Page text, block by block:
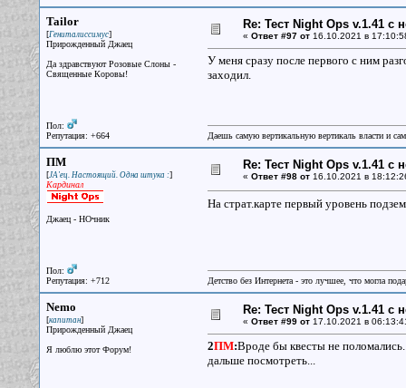
Tailor
[Гениталиссимус]
Прирожденный Джаец
Да здравствуют Розовые Слоны -
Священные Коровы!
Пол:
Репутация: +664
Re: Тест Night Ops v.1.41 с
« Ответ #97 от16.10.2021 в
У меня сразу после первого с ним
заходил.
Даешь самую вертикальную вертикаль власти и
ПМ
[JA'ец. Настоящий. Одна штука :]
Кардинал
Джаец - НОчник
Пол:
Репутация: +712
Re: Тест Night Ops v.1.41 с
« Ответ #98 от16.10.2021 в
На страт.карте первый уровень
Детство без Интернета - это лучшее, что могла
Nemo
[капитан]
Прирожденный Джаец
Я люблю этот Форум!
Re: Тест Night Ops v.1.41 с
« Ответ #99 от17.10.2021 в
2ПМ:Вроде бы квесты не
дальше посмотреть...